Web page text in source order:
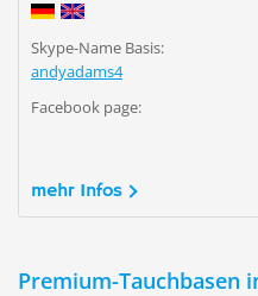
Skype-Name Basis:
andyadams4
Facebook page:
mehr Infos
Premium-Tauchbasen